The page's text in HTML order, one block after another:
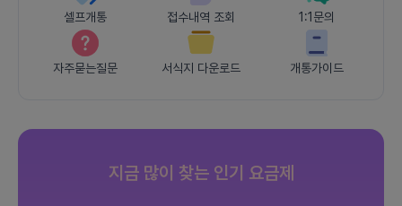
셀프개통 접수내역 조회 1:1문의
자주묻는질문 서식지 다운로드 개통가이드
지금 많이 찾는 인기 요금제